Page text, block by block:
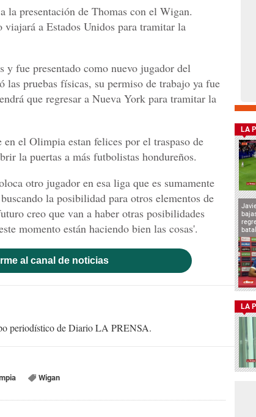
la presentación de Thomas con el Wigan.
a Estados Unidos para tramitar la
y fue presentado como nuevo jugador del
pruebas físicas, su permiso de trabajo ya fue
que regresar a Nueva York para tramitar la
el Olimpia estan felices por el traspaso de
la puertas a más futbolistas hondureños.
otro jugador en esa liga que es sumamente
la posibilidad para otros elementos de
creo que van a haber otras posibilidades
momento están haciendo bien las cosas'.
al canal de noticias
periodístico de Diario LA PRENSA.
Wigan
LA
LA